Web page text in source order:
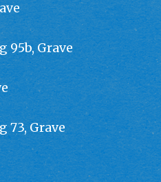
95b, Grave
73, Grave